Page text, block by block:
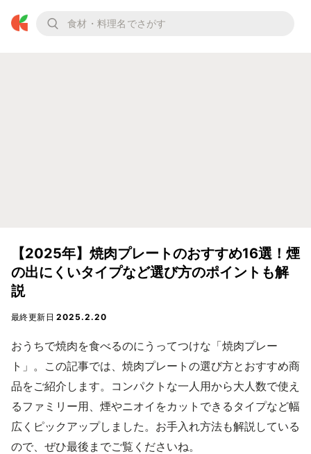
【2025年】焼肉プレートのおすすめ16選！煙
の出にくいタイプなど選び方のポイントも解
説
最終更新日2025.2.20
おうちで焼肉を食べるのにうってつけな「焼肉プレー
ト」。この記事では、焼肉プレートの選び方とおすすめ商
品をご紹介します。コンパクトな一人用から大人数で使え
るファミリー用、煙やニオイをカットできるタイプなど幅
広くピックアップしました。お手入れ方法も解説している
ので、ぜひ最後までご覧くださいね。